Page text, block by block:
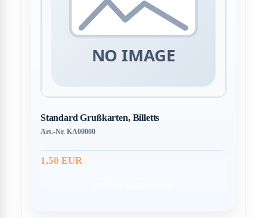
Standard Grußkarten, Billetts
Art.-Nr. KA00000
1,50 EUR